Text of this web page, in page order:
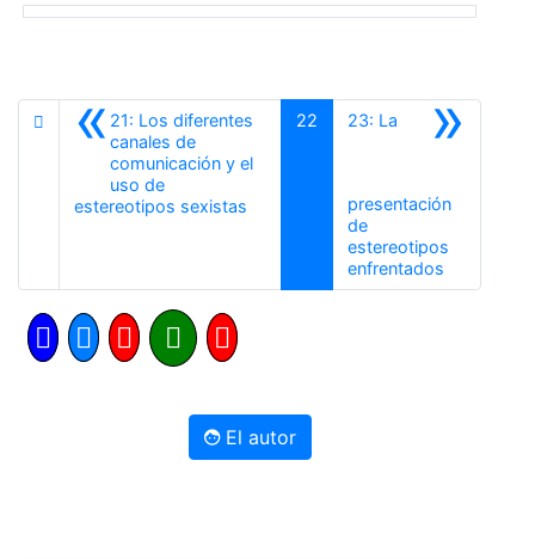
«21: Los diferentes
canales de
comunicación y el
uso de
estereotipos sexistas
22 »
23: La
presentación
de
estereotipos
enfrentadosSiguiente
El autor